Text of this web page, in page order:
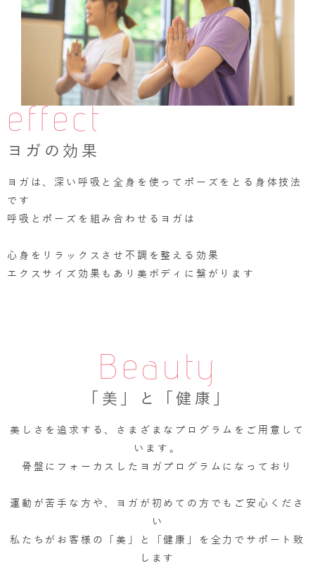
effect
ヨガの効果
ヨガは、深い呼吸と全身を使ってポーズをとる身体技法
です
呼吸とポーズを組み合わせるヨガは
心身をリラックスさせ不調を整える効果
エクスサイズ効果もあり美ボディに繋がります
Beauty
「美」と「健康」
美しさを追求する、さまざまなプログラムをご用意して
います。
骨盤にフォーカスしたヨガプログラムになっており
運動が苦手な方や、ヨガが初めての方でもご安心くださ
い
私たちがお客様の「美」と「健康」を全力でサポート致
します